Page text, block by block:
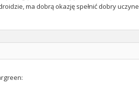
ma dobrą okazję spełnić dobry